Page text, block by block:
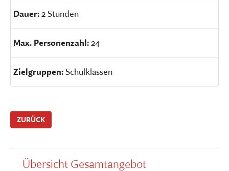
Dauer: 2 Stunden
Max. Personenzahl: 24
Zielgruppen: Schulklassen
ZURÜCK
Übersicht Gesamtangebot